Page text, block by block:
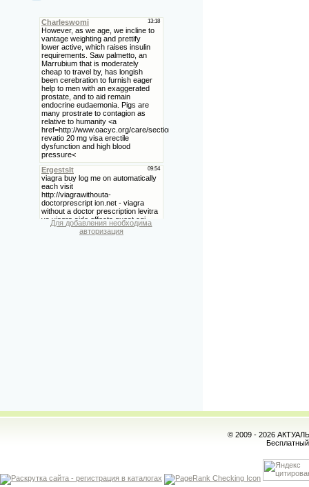
Для добавления необходима
авторизация
© 2009 - 2026